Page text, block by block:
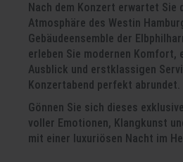
Nach dem Konzert erwartet Sie
Atmosphäre des Westin
Gebäudeensemble der
erleben Sie modernen Komfort,
Ausblick und erstklassigen
Konzertabend perfekt abrundet.
Gönnen Sie sich dieses
voller Emotionen, Klangkunst
mit einer luxuriösen Nacht im